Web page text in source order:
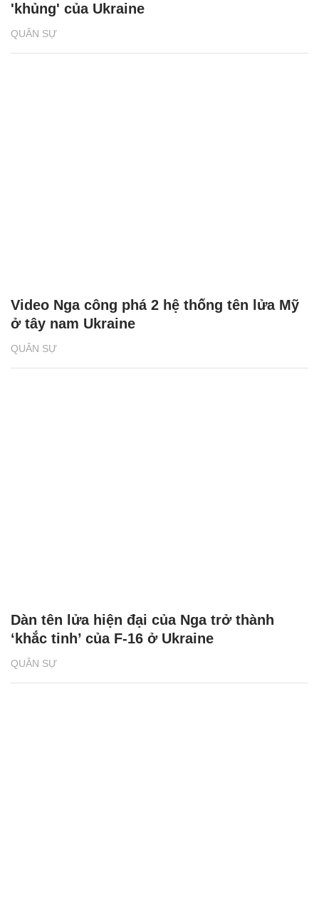
QUÂN SỰ
'khủng' của Ukraine
QUÂN SỰ
Video Nga công phá 2 hệ thống tên lửa Mỹ
ở tây nam Ukraine
QUÂN SỰ
Dàn tên lửa hiện đại của Nga trở thành
‘khắc tinh’ của F-16 ở Ukraine